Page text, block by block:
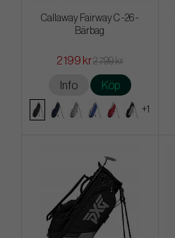
Callaway Fairway C -26 -
Bärbag
2 199 kr2 799 kr
Info Köp
+1